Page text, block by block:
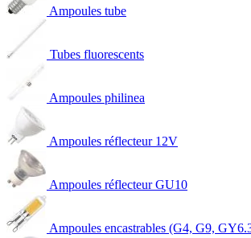
Ampoules tube
Tubes fluorescents
Ampoules philinea
Ampoules réflecteur 12V
Ampoules réflecteur GU10
Ampoules encastrables (G4, G9,